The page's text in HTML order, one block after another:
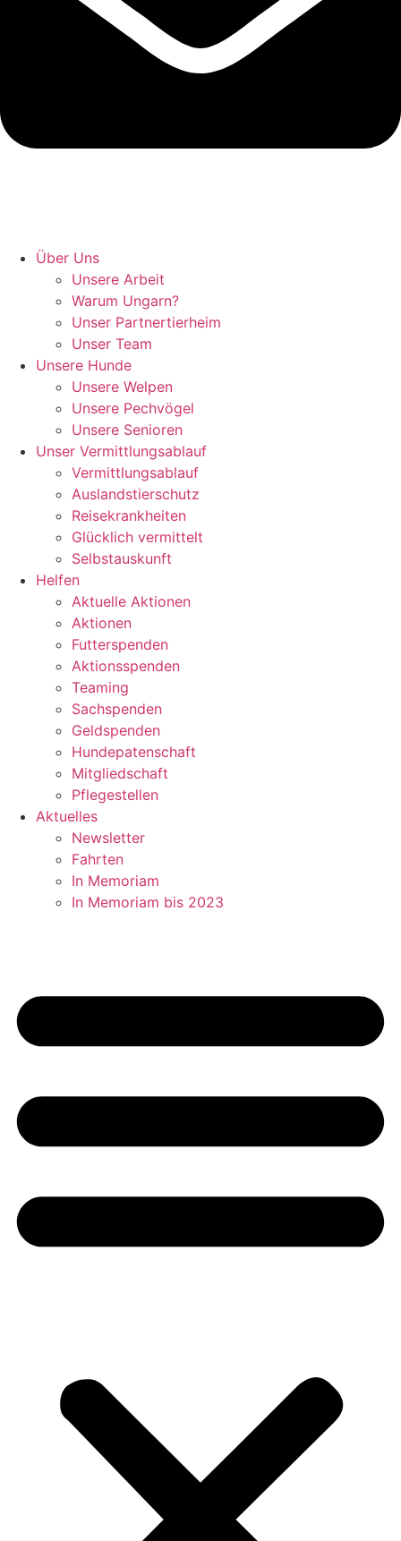
Über Uns
Unsere Arbeit
Warum Ungarn?
Unser Partnertierheim
Unser Team
Unsere Hunde
Unsere Welpen
Unsere Pechvögel
Unsere Senioren
Unser Vermittlungsablauf
Vermittlungsablauf
Auslandstierschutz
Reisekrankheiten
Glücklich vermittelt
Selbstauskunft
Helfen
Aktuelle Aktionen
Aktionen
Futterspenden
Aktionsspenden
Teaming
Sachspenden
Geldspenden
Hundepatenschaft
Mitgliedschaft
Pflegestellen
Aktuelles
Newsletter
Fahrten
In Memoriam
In Memoriam bis 2023